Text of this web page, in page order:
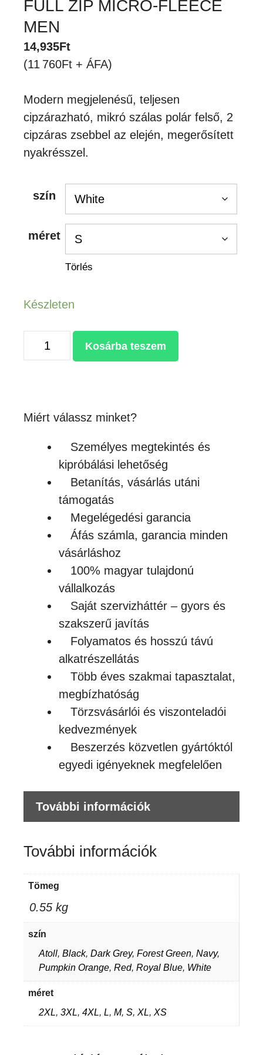
FULL ZIP MICRO-FLEECE
MEN
14,935Ft
(11 760Ft + ÁFA)
Modern megjelenésű, teljesen
cipzárazható, mikró szálas polár felső, 2
cipzáras zsebbel az elején, megerősített
nyakrésszel.
szín
méret
Törlés
Készleten
FULL
ZIP
MEN
Kosárba teszem
Miért válassz minket?
Személyes megtekintés és
kipróbálási lehetőség
Betanítás, vásárlás utáni
támogatás
Megelégedési garancia
Áfás számla, garancia minden
vásárláshoz
100% magyar tulajdonú
vállalkozás
Saját szervizháttér – gyors és
szakszerű javítás
Folyamatos és hosszú távú
alkatrészellátás
Több éves szakmai tapasztalat,
megbízhatóság
Törzsvásárlói és viszonteladói
kedvezmények
Beszerzés közvetlen gyártóktól
egyedi igényeknek megfelelően
További információk
További információk
Tömeg
0.55 kg
szín
Atoll, Black, Dark Grey, Forest Green, Navy,
Pumpkin Orange, Red, Royal Blue, White
méret
2XL, 3XL, 4XL, L, M, S, XL, XS